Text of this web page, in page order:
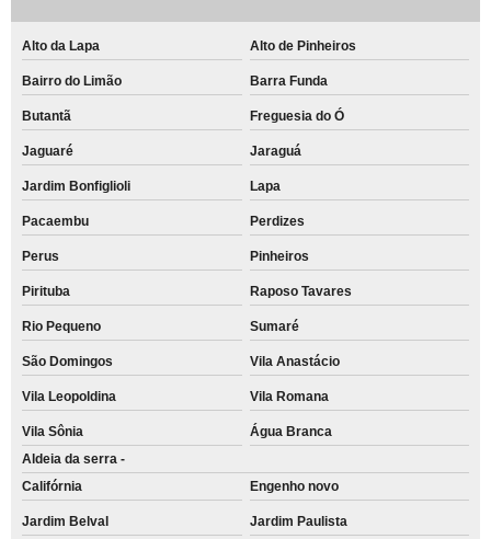
Alto da Lapa Alto de Pinheiros
Bairro do Limão Barra Funda
Butantã Freguesia do Ó
Jaguaré Jaraguá
Jardim Bonfiglioli Lapa
Pacaembu Perdizes
Perus Pinheiros
Pirituba Raposo Tavares
Rio Pequeno Sumaré
São Domingos Vila Anastácio
Vila Leopoldina Vila Romana
Vila Sônia
Água Branca
Aldeia da serra -
Califórnia
Engenho novo
Jardim Belval Jardim Paulista